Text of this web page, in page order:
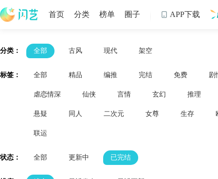
首页 分类 榜单 圈子  APP下载
分类： 全部 古风 现代 架空
标签： 全部 精品 编推 完结 免费 剧
虐恋情深 仙侠 言情 玄幻 推理
悬疑 同人 二次元 女尊 生存
联运
状态： 全部 更新中 已完结